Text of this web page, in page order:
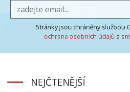
Stránky jsou chráněny službou
ochrana osobních údajů a
NEJČTENĚJŠÍ